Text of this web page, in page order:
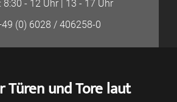
8:30 - 12 Uhr | 13 - 17 Uhr
(0) 6028 / 406258-0
Türen und Tore laut